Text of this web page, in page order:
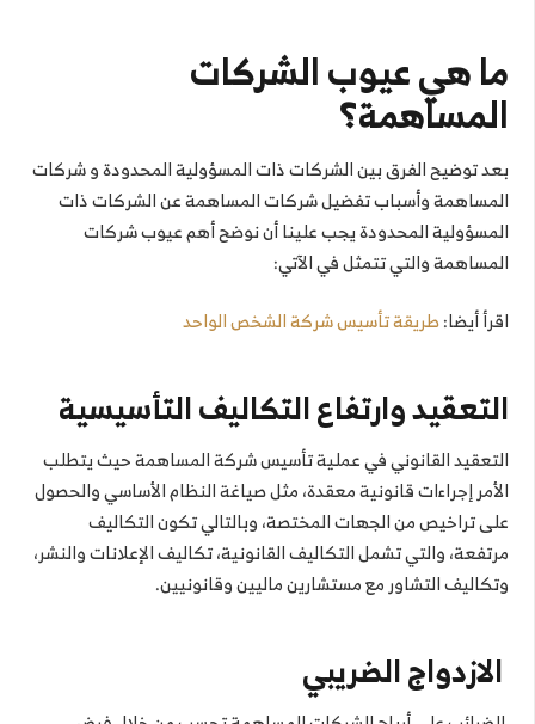
ما هي عيوب الشركات
المساهمة؟
بعد توضيح الفرق بين الشركات ذات المسؤولية المحدودة و شركات
المساهمة وأسباب تفضيل شركات المساهمة عن الشركات ذات
المسؤولية المحدودة يجب علينا أن نوضح أهم عيوب شركات
المساهمة والتي تتمثل في الآتي:
اقرأ أيضا:طريقة تأسيس شركة الشخص الواحد
التعقيد وارتفاع التكاليف التأسيسية
التعقيد القانوني في عملية تأسيس شركة المساهمة حيث يتطلب
الأمر إجراءات قانونية معقدة، مثل صياغة النظام الأساسي والحصول
على تراخيص من الجهات المختصة، وبالتالي تكون التكاليف
مرتفعة، والتي تشمل التكاليف القانونية، تكاليف الإعلانات والنشر،
وتكاليف التشاور مع مستشارين ماليين وقانونيين.
الازدواج الضريبي